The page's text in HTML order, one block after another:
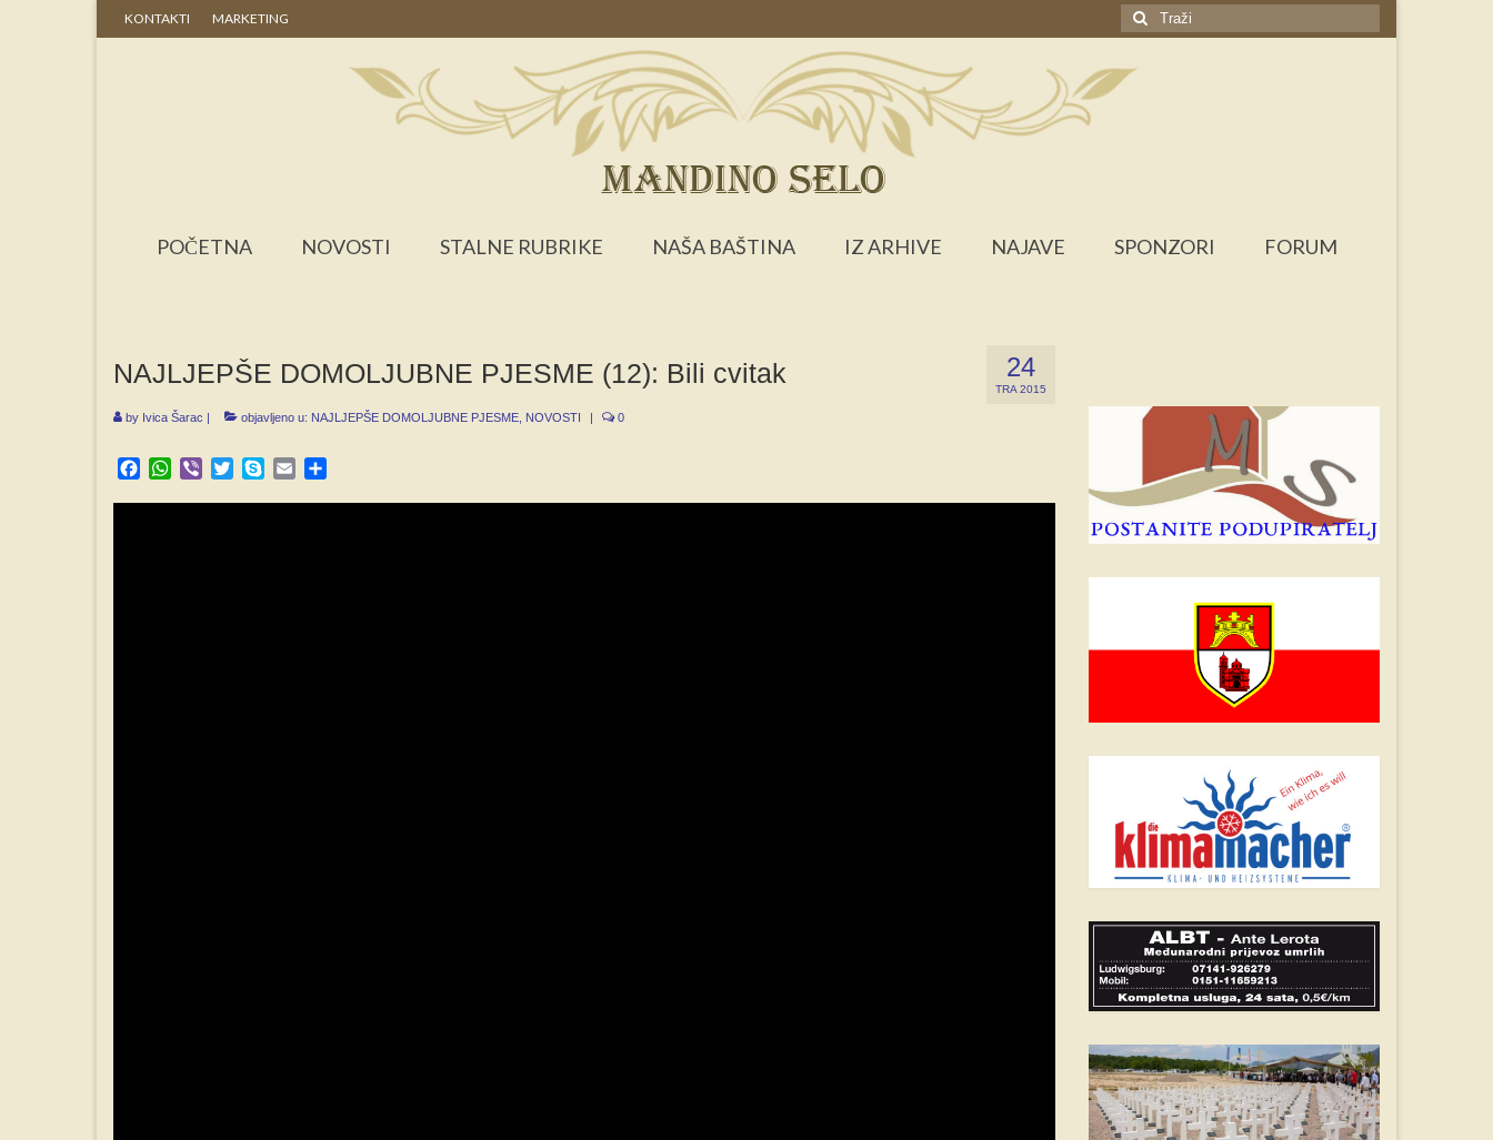
KONTAKTI MARKETING
Search
for:
POČETNA NOVOSTI STALNE RUBRIKE NAŠA BAŠTINA IZ ARHIVE NAJAVE SPONZORI FORUM
24
TRA 2015
NAJLJEPŠE DOMOLJUBNE PJESME (12): Bili cvitak
by Ivica Šarac | objavljeno u: NAJLJEPŠE DOMOLJUBNE PJESME NOVOSTI | 0
Facebook
WhatsApp
Viber TwitterSkypeEmail